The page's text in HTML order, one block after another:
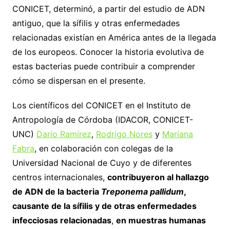
CONICET, determinó, a partir del estudio de ADN
antiguo, que la sífilis y otras enfermedades
relacionadas existían en América antes de la llegada
de los europeos. Conocer la historia evolutiva de
estas bacterias puede contribuir a comprender
cómo se dispersan en el presente.
Los científicos del CONICET en el Instituto de
Antropología de Córdoba (IDACOR, CONICET-
UNC) Darío Ramírez, Rodrigo Noresy Mariana
Fabra, en colaboración con colegas de la
Universidad Nacional de Cuyo y de diferentes
centros internacionales, contribuyeron al hallazgo
de ADN de la bacteria Treponema pallidum,
causante de la sífilis y de otras enfermedades
infecciosas relacionadas, en muestras humanas